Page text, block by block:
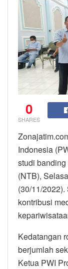
0
SHARES
Indonesia
studi
(NTB),
(30/11/
kontribusi
Kedatangan
berjumlah
Ketua PWI